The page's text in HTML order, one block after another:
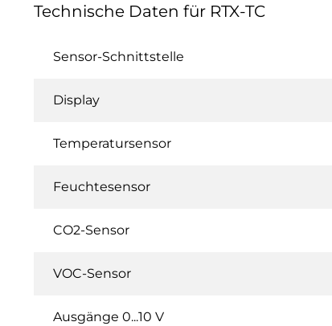
Technische Daten für RTX-TC
Sensor-Schnittstelle
Display
Temperatursensor
Feuchtesensor
CO2-Sensor
VOC-Sensor
Ausgänge 0...10 V